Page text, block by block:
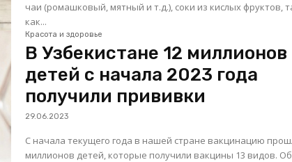
чаи (ромашковый, мятный и т.д.), соки из кислых фруктов,
как...
Красота и здоровье
В Узбекистане 12 миллионов
детей с начала 2023 года
получили прививки
29.06.2023
С начала текущего года в нашей стране вакцинацию
миллионов детей, которые получили вакцины 13 видов. Об